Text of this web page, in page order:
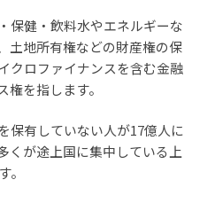
保健・飲料水やエネルギーな
土地所有権などの財産権の保
クロファイナンスを含む金融
を指します。
保有していない人が17億人に
くが途上国に集中している上
。